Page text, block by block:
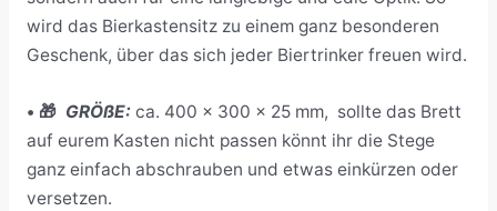
wird das Bierkastensitz zu einem ganz besonderen
Geschenk, über das sich jeder Biertrinker freuen wird.
• 🎁 GRÖßE: ca. 400 x 300 x 25 mm, sollte das Brett
auf eurem Kasten nicht passen könnt ihr die Stege
ganz einfach abschrauben und etwas einkürzen oder
versetzen.